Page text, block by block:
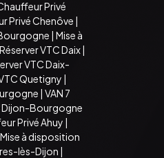
Privé
Privé Chenôve |
| Mise à
Réserver VTC Daix|
VTC Daix-
Quetigny |
| VAN 7
Dijon-Bourgogne
Privé Ahuy |
Mise à disposition
lès-Dijon |